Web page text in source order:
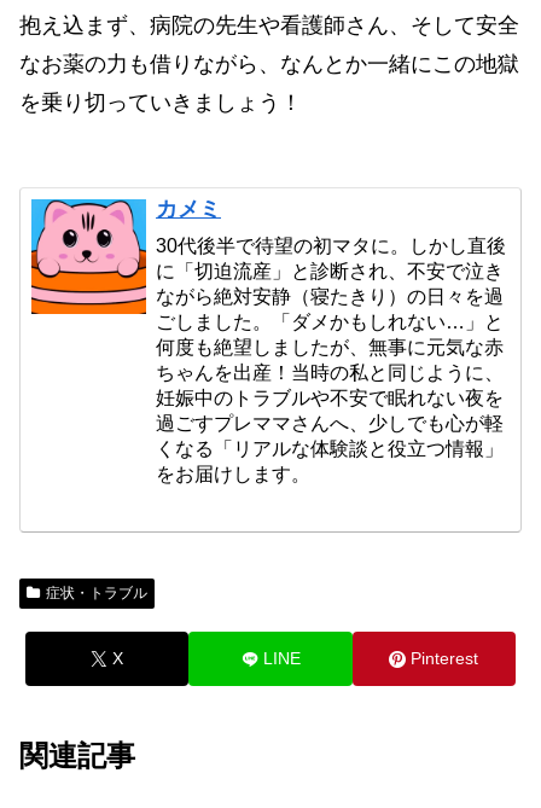
抱え込まず、病院の先生や看護師さん、そして安全
なお薬の力も借りながら、なんとか一緒にこの地獄
を乗り切っていきましょう！
カメミ
30代後半で待望の初マタに。しかし直後
に「切迫流産」と診断され、不安で泣き
ながら絶対安静（寝たきり）の日々を過
ごしました。「ダメかもしれない…」と
何度も絶望しましたが、無事に元気な赤
ちゃんを出産！当時の私と同じように、
妊娠中のトラブルや不安で眠れない夜を
過ごすプレママさんへ、少しでも心が軽
くなる「リアルな体験談と役立つ情報」
をお届けします。
症状・トラブル
X LINE Pinterest
関連記事